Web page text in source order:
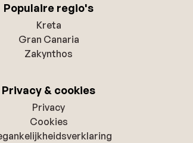
Populaire regio's
Kreta
Gran Canaria
Zakynthos
Privacy & cookies
Privacy
Cookies